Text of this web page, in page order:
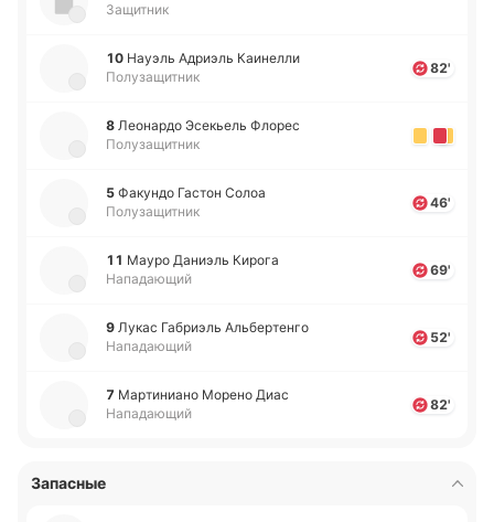
Защитник
10 Науэль Адриэль Каи­не­лли
Полузащитник
82'
8 Лео­на­рдо Эсе­кьель Флорес
Полузащитник
5 Фа­ку­ндо Гастон Солоа
Полузащитник
46'
11 Мауро Да­ниэль Кирога
Нападающий
69'
9 Лукас Га­бриэль Альбе­рте­нго
Нападающий
52'
7 Ма­рти­ниа­но Морено Диас
Нападающий
82'
Запасные